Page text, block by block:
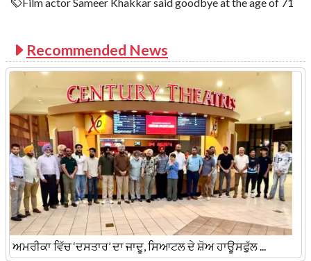
Recommended News
ਅਮਰੀਕਾ ਵਿੱਚ ‘ਦਸਤਾਰ’ ਦਾ ਜਾਦੂ, ਸਿਆਟਲ ਦੇ ਸ਼ੋਅ ਹਾਊਸਫੁੱਲ ...